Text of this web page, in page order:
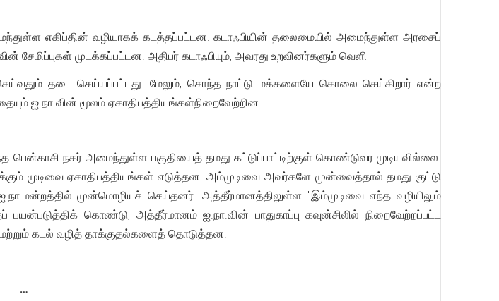
எகிப்தின் வழியாகக் கடத்தப்பட்டன. கடாஃபியின் தலைமையில் அமைந்துள்ள அரசைப்
சேமிப்புகள் முடக்கப்பட்டன. அதிபர் கடாஃபியும், அவரது உறவினர்களும் வெளி
தடை செய்யப்பட்டது. மேலும், சொந்த நாட்டு மக்களையே கொலை செய்கிறார் என்ற
ஐ.நா.வின் மூலம் ஏகாதிபத்தியங்கள்நிறைவேற்றின.
நகர் அமைந்துள்ள பகுதியைத் தமது கட்டுப்பாட்டிற்குள் கொண்டுவர முடியவில்லை.
முடிவை ஏகாதிபத்தியங்கள் எடுத்தன. அம்முடிவை அவர்களே முன்வைத்தால் தமது குட்டு
முன்மொழியச் செய்தனர். அத்தீர்மானத்திலுள்ள "இம்முடிவை எந்த வழியிலும்
பயன்படுத்திக் கொண்டு, அத்தீர்மானம் ஐ.நா.வின் பாதுகாப்பு கவுன்சிலில் நிறைவேற்றப்பட்ட
மற்றும் கடல் வழித் தாக்குதல்களைத் தொடுத்தன.
…